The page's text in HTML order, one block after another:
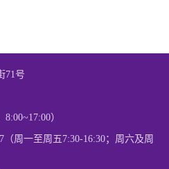
71号
）
（周一至周五7:30-16:30；周六及周